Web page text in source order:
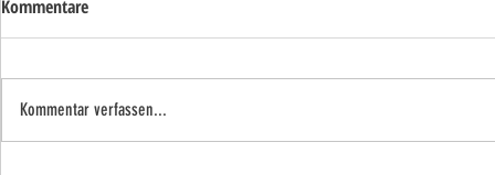
Kommentare
Kommentar verfassen...